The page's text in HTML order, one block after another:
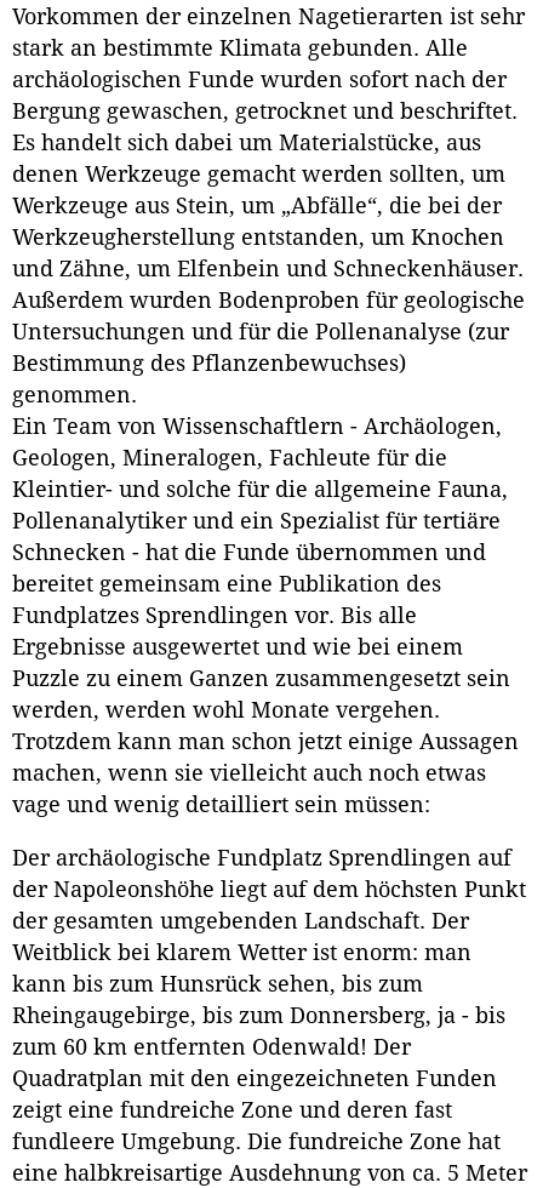
Vorkommen der einzelnen Nagetierarten ist sehr
stark an bestimmte Klimata gebunden. Alle
archäologischen Funde wurden sofort nach der
Bergung gewaschen, getrocknet und beschriftet.
Es handelt sich dabei um Materialstücke, aus
denen Werkzeuge gemacht werden sollten, um
Werkzeuge aus Stein, um „Abfälle“, die bei der
Werkzeugherstellung entstanden, um Knochen
und Zähne, um Elfenbein und Schneckenhäuser.
Außerdem wurden Bodenproben für geologische
Untersuchungen und für die Pollenanalyse (zur
Bestimmung des Pflanzenbewuchses)
genommen.
Ein Team von Wissenschaftlern - Archäologen,
Geologen, Mineralogen, Fachleute für die
Kleintier- und solche für die allgemeine Fauna,
Pollenanalytiker und ein Spezialist für tertiäre
Schnecken - hat die Funde übernommen und
bereitet gemeinsam eine Publikation des
Fundplatzes Sprendlingen vor. Bis alle
Ergebnisse ausgewertet und wie bei einem
Puzzle zu einem Ganzen zusammengesetzt sein
werden, werden wohl Monate vergehen.
Trotzdem kann man schon jetzt einige Aussagen
machen, wenn sie vielleicht auch noch etwas
vage und wenig detailliert sein müssen:
Der archäologische Fundplatz Sprendlingen auf
der Napoleonshöhe liegt auf dem höchsten Punkt
der gesamten umgebenden Landschaft. Der
Weitblick bei klarem Wetter ist enorm: man
kann bis zum Hunsrück sehen, bis zum
Rheingaugebirge, bis zum Donnersberg, ja - bis
zum 60 km entfernten Odenwald! Der
Quadratplan mit den eingezeichneten Funden
zeigt eine fundreiche Zone und deren fast
fundleere Umgebung. Die fundreiche Zone hat
eine halbkreisartige Ausdehnung von ca. 5 Meter